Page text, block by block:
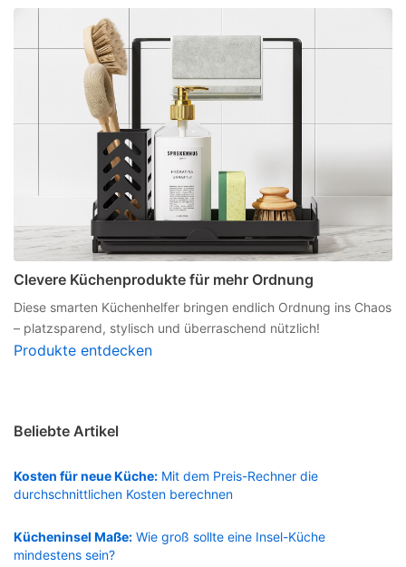
Clevere Küchenprodukte für mehr Ordnung
Diese smarten Küchenhelfer bringen endlich Ordnung ins Chaos
– platzsparend, stylisch und überraschend nützlich!
Produkte entdecken
Beliebte Artikel
Kosten für neue Küche: Mit dem Preis-Rechner die
durchschnittlichen Kosten berechnen
Kücheninsel Maße: Wie groß sollte eine Insel-Küche
mindestens sein?